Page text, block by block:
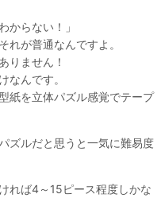
からない！」
が普通なんですよ。
りません！
なんです。
紙を立体パズル感覚でテープ
ズルだと思うと一気に難易度
れば4～15ピース程度しかな